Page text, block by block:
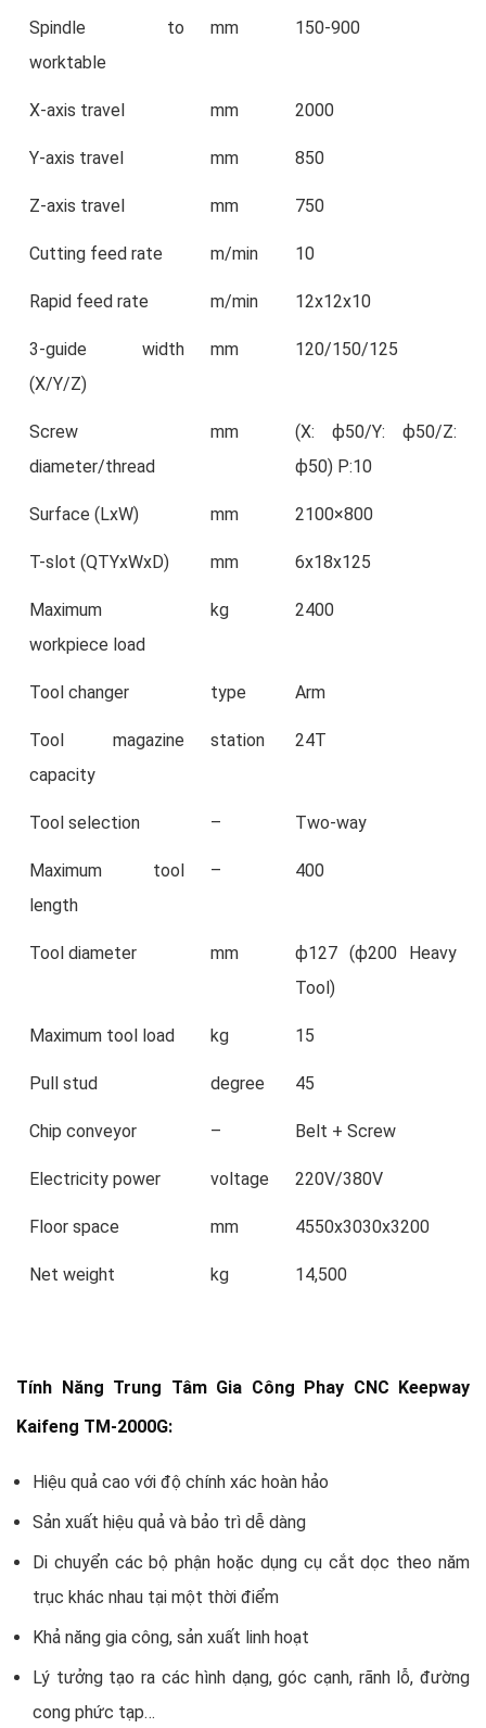
Spindle to
worktable
mm 150-900
X-axis travel mm 2000
Y-axis travel mm 850
Z-axis travel mm 750
Cutting feed rate m/min 10
Rapid feed rate m/min 12x12x10
3-guide width
(X/Y/Z)
mm 120/150/125
Screw
diameter/thread
mm
(X: ϕ50/Y: ϕ50/Z:
ϕ50) P:10
Surface (LxW) mm 2100×800
T-slot (QTYxWxD) mm 6x18x125
Maximum
workpiece load
kg 2400
Tool changer type Arm
Tool magazine
capacity
station 24T
Tool selection – Two-way
Maximum tool
length
– 400
Tool diameter mm
ϕ127 (ϕ200 Heavy
Tool)
Maximum tool load kg 15
Pull stud degree 45
Chip conveyor – Belt + Screw
Electricity power voltage 220V/380V
Floor space mm 4550x3030x3200
Net weight kg 14,500
Tính Năng Trung Tâm Gia Công Phay CNC Keepway
Kaifeng TM-2000G:
Hiệu quả cao với độ chính xác hoàn hảo
Sản xuất hiệu quả và bảo trì dễ dàng
Di chuyển các bộ phận hoặc dụng cụ cắt dọc theo năm
trục khác nhau tại một thời điểm
Khả năng gia công, sản xuất linh hoạt
Lý tưởng tạo ra các hình dạng, góc cạnh, rãnh lỗ, đường
cong phức tạp…